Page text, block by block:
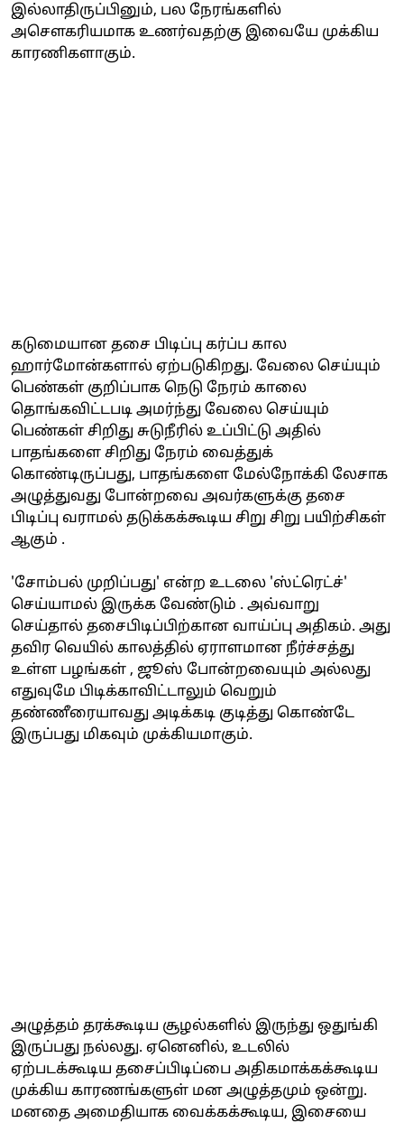
இல்லாதிருப்பினும், பல நேரங்களில்
அசௌகரியமாக உணர்வதற்கு இவையே முக்கிய
காரணிகளாகும்.
கடுமையான தசை பிடிப்பு கர்ப்ப கால
ஹார்மோன்களால் ஏற்படுகிறது. வேலை செய்யும்
பெண்கள் குறிப்பாக நெடு நேரம் காலை
தொங்கவிட்டபடி அமர்ந்து வேலை செய்யும்
பெண்கள் சிறிது சுடுநீரில் உப்பிட்டு அதில்
பாதங்களை சிறிது நேரம் வைத்துக்
கொண்டிருப்பது, பாதங்களை மேல்நோக்கி லேசாக
அழுத்துவது போன்றவை அவர்களுக்கு தசை
பிடிப்பு வராமல் தடுக்கக்கூடிய சிறு சிறு பயிற்சிகள்
ஆகும் .
'சோம்பல் முறிப்பது' என்ற உடலை 'ஸ்ட்ரெட்ச்'
செய்யாமல் இருக்க வேண்டும் . அவ்வாறு
செய்தால் தசைபிடிப்பிற்கான வாய்ப்பு அதிகம். அது
தவிர வெயில் காலத்தில் ஏராளமான நீர்ச்சத்து
உள்ள பழங்கள் , ஜூஸ் போன்றவையும் அல்லது
எதுவுமே பிடிக்காவிட்டாலும் வெறும்
தண்ணீரையாவது அடிக்கடி குடித்து கொண்டே
இருப்பது மிகவும் முக்கியமாகும்.
அழுத்தம் தரக்கூடிய சூழல்களில் இருந்து ஒதுங்கி
இருப்பது நல்லது. ஏனெனில், உடலில்
ஏற்படக்கூடிய தசைப்பிடிப்பை அதிகமாக்கக்கூடிய
முக்கிய காரணங்களுள் மன அழுத்தமும் ஒன்று.
மனதை அமைதியாக வைக்கக்கூடிய, இசையை